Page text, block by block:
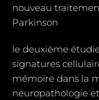
nouveau
Parkinson
le deuxième
signatures
mémoire dans la
neuropathologie